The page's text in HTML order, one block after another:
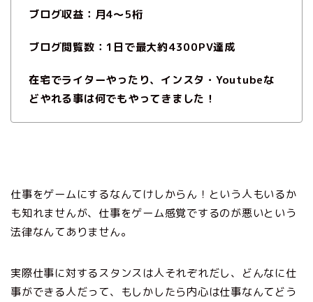
ブログ収益：月4〜5桁
ブログ閲覧数：1日で最大約4300PV達成
在宅でライターやったり、インスタ・Youtubeな
どやれる事は何でもやってきました！
仕事をゲームにするなんてけしからん！という人もいるか
も知れませんが、仕事をゲーム感覚でするのが悪いという
法律なんてありません。
実際仕事に対するスタンスは人それぞれだし、どんなに仕
事ができる人だって、もしかしたら内心は仕事なんてどう